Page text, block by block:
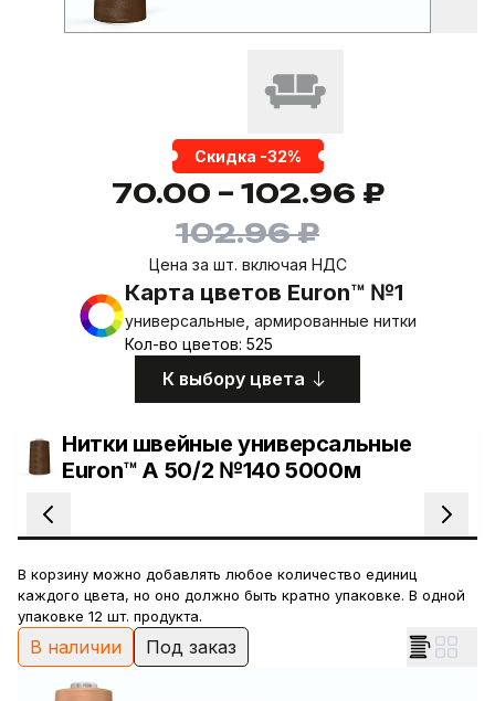
Скидка -32%
70.00 – 102.96 ₽
102.96 ₽
Цена за шт. включая НДС
Карта цветов Euron™ №1
универсальные, армированные нитки
Кол-во цветов: 525
К выбору цвета
Нитки швейные универсальные
Euron™ A 50/2 №140 5000м
В корзину можно добавлять любое количество единиц
каждого цвета, но оно должно быть кратно упаковке. В одной
упаковке 12 шт. продукта.
В наличии Под заказ